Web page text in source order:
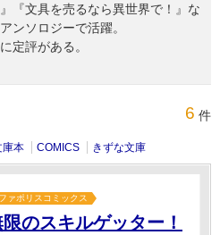
『文具を売るなら異世界で！』な
ンソロジーで活躍。
定評がある。
6 件
庫本 COMICS きずな文庫
ァポリスコミックス
のスキルゲッター！